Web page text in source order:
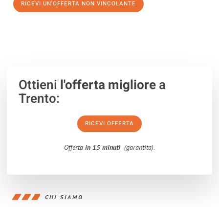
RICEVI UN'OFFERTA NON VINCOLANTE
Ottieni l'offerta migliorea
Trento:
RICEVI OFFERTA
Offerta in 15 minuti (garantita).
CHI SIAMO